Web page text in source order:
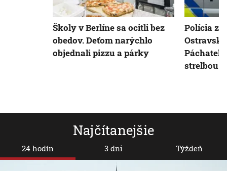
Najčítanejšie
24 hodín 3 dni Týždeň
Školy v Berlíne sa ocitli bez
obedov. Deťom narýchlo
objednali pizzu a párky
Polícia
Páchateľ
streľbou